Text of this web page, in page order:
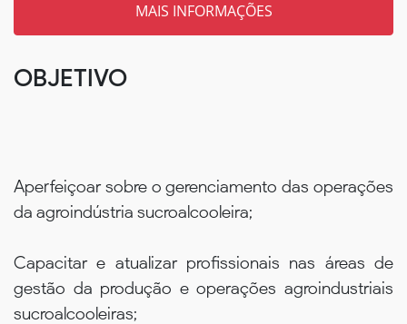
OBJETIVO
Aperfeiçoar sobre o gerenciamento das operações
da agroindústria sucroalcooleira;
Capacitar e atualizar profissionais nas áreas de
gestão da produção e operações agroindustriais
sucroalcooleiras;